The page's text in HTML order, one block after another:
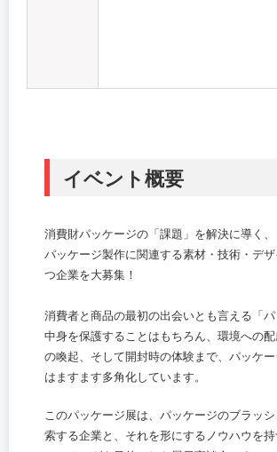
イベント概要
消費財パッケージの「課題」を解決に導く、
パッケージ製作に関連する素材・技術・デ
つ企業を大募集！
消費者と商品の最初の出会いとも言える「パ
中身を保護することはもちろん、環境への
の喚起、そして開封時の体験まで、パッケ
はますます多角化しています。
このパッケージ展は、パッケージのブラッ
索する企業と、それを形にするノウハウを持